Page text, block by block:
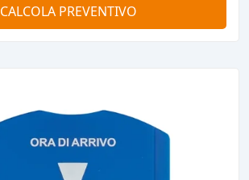
CALCOLA PREVENTIVO